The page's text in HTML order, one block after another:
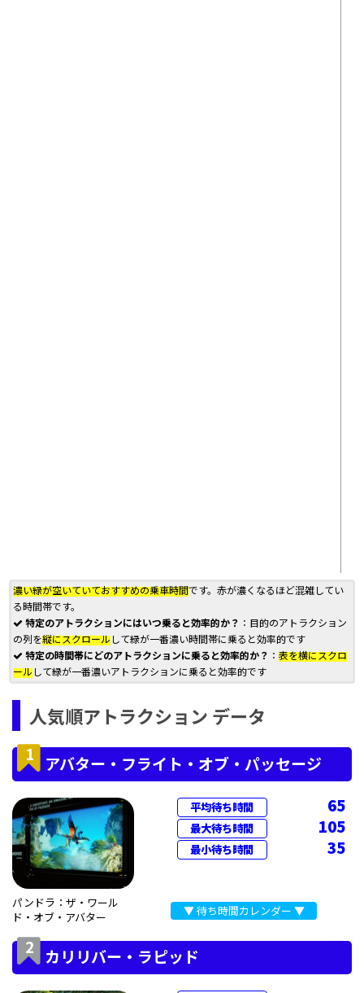
濃い緑が空いていておすすめの乗車時間です。赤が濃くなるほど混雑してい
る時間帯です。
特定のアトラクションにはいつ乗ると効率的か？ ：目的のアトラクション
の列を縦にスクロールして緑が一番濃い時間帯に乗ると効率的です
特定の時間帯にどのアトラクションに乗ると効率的か？ ： 表を横にスクロ
ールして緑が一番濃いアトラクションに乗ると効率的です
人気順アトラクション データ
1 アバター・フライト・オブ・パッセージ
パンドラ：ザ・ワール
ド・オブ・アバター
平均待ち時間 65
最大待ち時間 105
最小待ち時間 35
▼ 待ち時間カレンダー ▼
2 カリリバー・ラピッド